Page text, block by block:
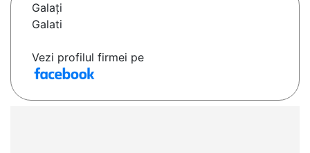
Galaţi
Galati
Vezi profilul firmei pe